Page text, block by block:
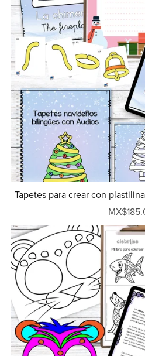
Tapetes para crear con